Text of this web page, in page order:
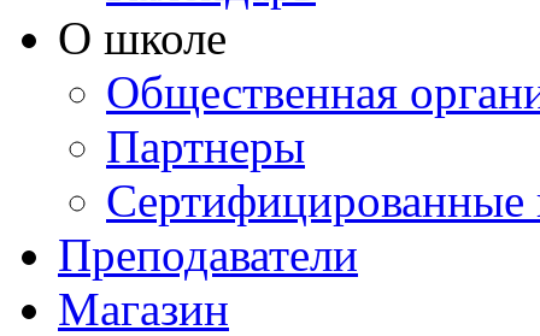
О школе
Общественная
Партнеры
Сертифицированные
Преподаватели
Магазин